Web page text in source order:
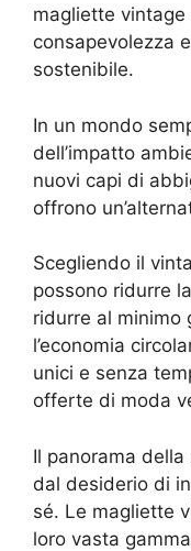
magliette vintage
consapevolezza
sostenibile.
In un mondo
dell’impatto
nuovi capi di
offrono
Scegliendo il
possono ridurre
ridurre al minimo
l’economia
unici e senza
offerte di moda
Il panorama
dal desiderio di
sé. Le magliette
loro vasta